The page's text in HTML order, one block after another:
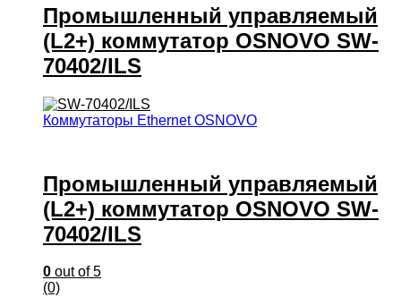
Промышленный управляемый
(L2+) коммутатор OSNOVO SW-
70402/ILS
Коммутаторы Ethernet OSNOVO
Промышленный управляемый
(L2+) коммутатор OSNOVO SW-
70402/ILS
0 out of 5
(0)